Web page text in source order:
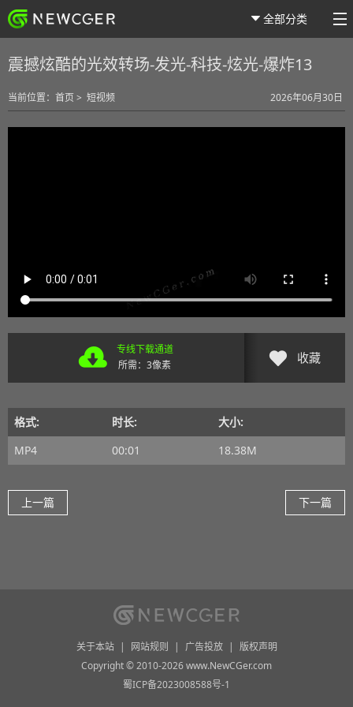
全部分类
震撼炫酷的光效转场-发光-科技-炫光-爆炸13
当前位置： 首页 > 短视频 2026年06月30日
专线下载通道
所需：3像素
收藏
格式: 时长:
大小:
MP4
00:01 18.38M
上一篇 下一篇
关于本站 | 网站规则 | 广告投放 | 版权声明
Copyright © 2010-2026 www.NewCGer.com
蜀ICP备2023008588号-1